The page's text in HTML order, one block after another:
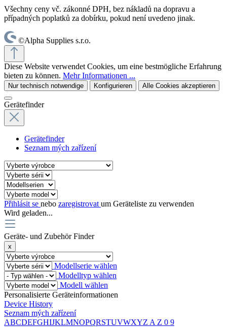
Všechny ceny vč. zákonné DPH, bez nákladů na dopravu a
případných poplatků za dobírku, pokud není uvedeno jinak.
©Alpha Supplies s.r.o.
Diese Website verwendet Cookies, um eine bestmögliche Erfahrung
bieten zu können. Mehr Informationen ...
Nur technisch notwendige Konfigurieren Alle Cookies akzeptieren
Gerätefinder
Gerätefinder
Seznam mých zařízení
Přihlásit se nebo zaregistrovat um Geräteliste zu verwenden
Wird geladen...
Geräte- und Zubehör Finder
x
Modellserie wählen
Modelltyp wählen
Modell wählen
Personalisierte Geräteinformationen
Device History
Seznam mých zařízení
ABCDEFGHIJKLMNOPQRSTUVWXYZ A Z 0 9